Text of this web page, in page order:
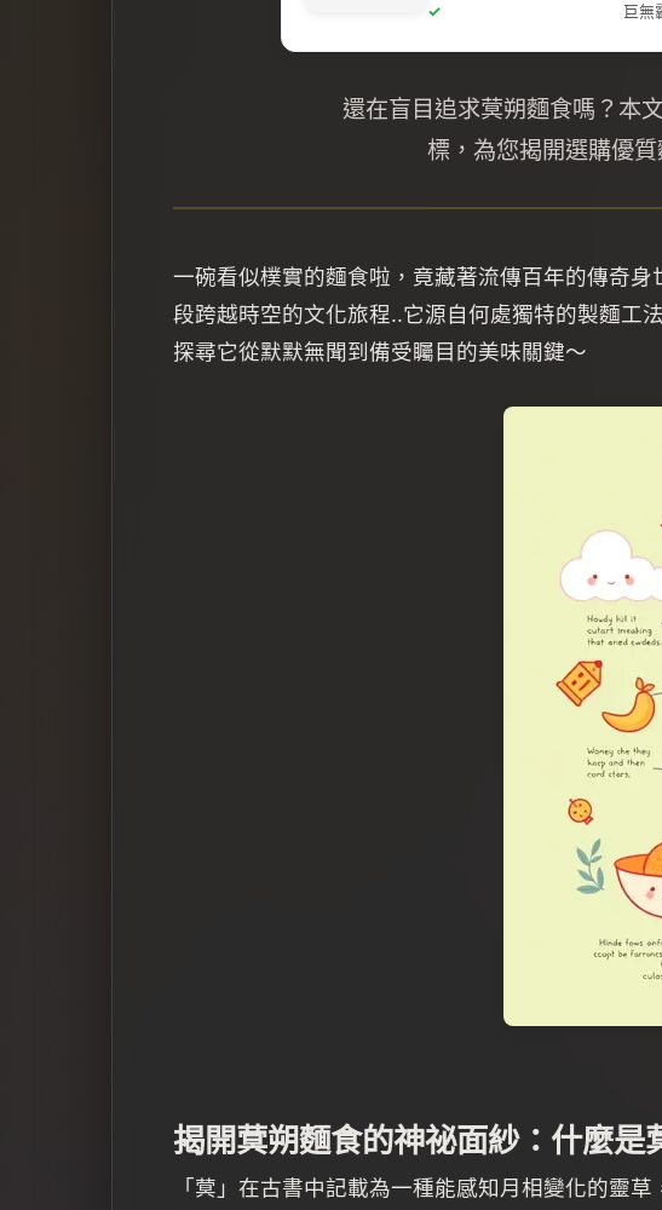
巨無
還在盲目追求蓂朔麵食嗎？本
標，為您揭開選購優
一碗看似樸實的麵食啦，竟藏著流傳百年的傳奇
段跨越時空的文化旅程..它源自何處獨特的製麵工
探尋它從默默無聞到備受矚目的美味關鍵～
揭開蓂朔麵食的神祕面紗：什麼是
「蓂」在古書中記載為一種能感知月相變化的靈